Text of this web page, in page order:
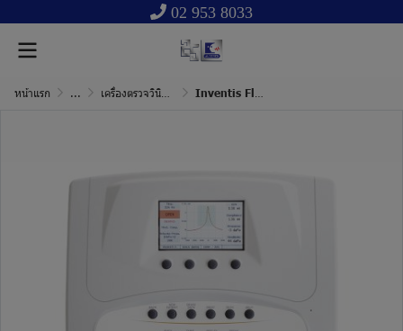
02 953 8033
หน้าแรก ... เครื่องตรวจวินิจฉัยการทำงานของหูชั้นกลาง Inventis Flute